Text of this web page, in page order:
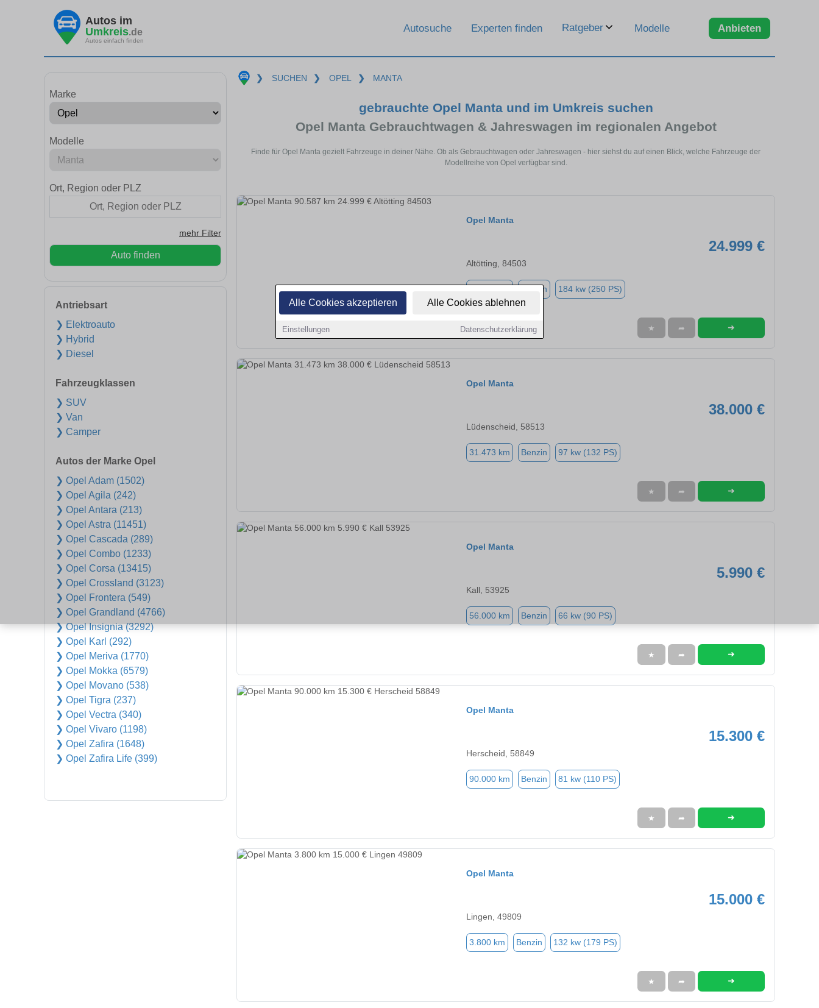
Alle Cookies akzeptieren Alle Cookies ablehnen
Einstellungen Datenschutzerklärung
Autos im
Umkreis.de
Autos einfach finden
Autosuche Experten finden Ratgeber Modelle Anbieten
Marke
Modelle
Ort, Region oder PLZ
mehr Filter
Auto finden
Antriebsart
❯ Elektroauto
❯ Hybrid
❯ Diesel
Fahrzeugklassen
❯ SUV
❯ Van
❯ Camper
Autos der Marke Opel
❯ Opel Adam (1502)
❯ Opel Agila (242)
❯ Opel Antara (213)
❯ Opel Astra (11451)
❯ Opel Cascada (289)
❯ Opel Combo (1233)
❯ Opel Corsa (13415)
❯ Opel Crossland (3123)
❯ Opel Frontera (549)
❯ Opel Grandland (4766)
❯ Opel Insignia (3292)
❯ Opel Karl (292)
❯ Opel Meriva (1770)
❯ Opel Mokka (6579)
❯ Opel Movano (538)
❯ Opel Tigra (237)
❯ Opel Vectra (340)
❯ Opel Vivaro (1198)
❯ Opel Zafira (1648)
❯ Opel Zafira Life (399)
❯ SUCHEN ❯ OPEL ❯ MANTA
gebrauchte Opel Manta und im Umkreis suchen
Opel Manta Gebrauchtwagen & Jahreswagen im regionalen Angebot
Finde für Opel Manta gezielt Fahrzeuge in deiner Nähe. Ob als Gebrauchtwagen oder Jahreswagen - hier siehst du auf einen Blick, welche Fahrzeuge der
Modellreihe von Opel verfügbar sind.
Opel Manta
24.999 €
Altötting, 84503
Benzin 184 kw (250 PS)
★ ➦ ➜
Opel Manta
38.000 €
Lüdenscheid, 58513
31.473 km Benzin 97 kw (132 PS)
★ ➦ ➜
Opel Manta
5.990 €
Kall, 53925
56.000 km Benzin 66 kw (90 PS)
★ ➦ ➜
Opel Manta
15.300 €
Herscheid, 58849
90.000 km Benzin 81 kw (110 PS)
★ ➦ ➜
Opel Manta
15.000 €
Lingen, 49809
3.800 km Benzin 132 kw (179 PS)
★ ➦ ➜